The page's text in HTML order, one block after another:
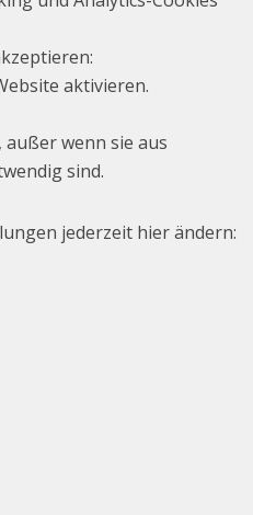
:
aktivieren.
außer wenn sie aus
sind.
jederzeit hier ändern: